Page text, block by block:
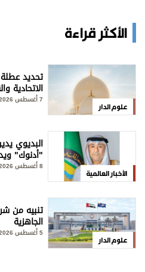
الأكثر قراءة
علوم الدار
تحديد عطلة
الاتحادية
الأخبار العالمية
البديوي
"أدنوك"
8 أغسطس 2026
علوم الدار
تنبيه من
الجاهزية
5 أغسطس 2026